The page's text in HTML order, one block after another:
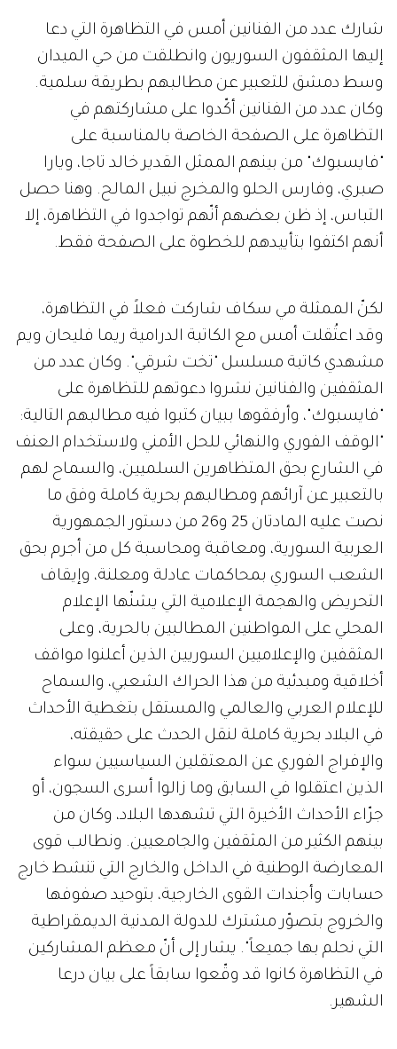
شارك عدد من الفنانين أمس في التظاهرة التي دعا
إليها المثقفون السوريون وانطلقت من حي الميدان
وسط دمشق للتعبير عن مطالبهم بطريقة سلمية.
وكان عدد من الفنانين أكّدوا على مشاركتهم في
التظاهرة على الصفحة الخاصة بالمناسبة على
"فايسبوك" من بينهم الممثل القدير خالد تاجا، ويارا
صبري، وفارس الحلو والمخرج نبيل المالح. وهنا حصل
التباس، إذ ظن بعضهم أنّهم تواجدوا في التظاهرة، إلا
أنهم اكتفوا بتأييدهم للخطوة على الصفحة فقط.
لكنّ الممثلة مي سكاف شاركت فعلاً في التظاهرة،
وقد اعتُقلت أمس مع الكاتبة الدرامية ريما فليحان ويم
مشهدي كاتبة مسلسل "تخت شرقي". وكان عدد من
المثقفين والفنانين نشروا دعوتهم للتظاهرة على
"فايسبوك"، وأرفقوها ببيان كتبوا فيه مطالبهم التالية:
"الوقف الفوري والنهائي للحل الأمني ولاستخدام العنف
في الشارع بحق المتظاهرين السلميين، والسماح لهم
بالتعبير عن آرائهم ومطالبهم بحرية كاملة وفق ما
نصت عليه المادتان 25 و26 من دستور الجمهورية
العربية السورية، ومعاقبة ومحاسبة كل من أجرم بحق
الشعب السوري بمحاكمات عادلة ومعلنة، وإيقاف
التحريض والهجمة الإعلامية التي يشنّها الإعلام
المحلي على المواطنين المطالبين بالحرية، وعلى
المثقفين والإعلاميين السوريين الذين أعلنوا مواقف
أخلاقية ومبدئية من هذا الحراك الشعبي، والسماح
للإعلام العربي والعالمي والمستقل بتغطية الأحداث
في البلاد بحرية كاملة لنقل الحدث على حقيقته،
والإفراج الفوري عن المعتقلين السياسيين سواء
الذين اعتقلوا في السابق وما زالوا أسرى السجون، أو
جرّاء الأحداث الأخيرة التي تشهدها البلاد، وكان من
بينهم الكثير من المثقفين والجامعيين. ونطالب قوى
المعارضة الوطنية في الداخل والخارج التي تنشط خارج
حسابات وأجندات القوى الخارجية، بتوحيد صفوفها
والخروج بتصوّر مشترك للدولة المدنية الديمقراطية
التي نحلم بها جميعاً". يشار إلى أنّ معظم المشاركين
في التظاهرة كانوا قد وقّعوا سابقاً على بيان درعا
الشهير.